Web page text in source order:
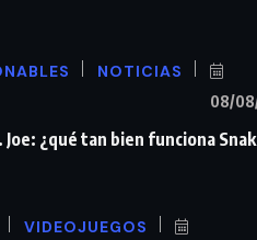
NOTICIAS
08/
Joe: ¿qué tan bien funciona
VIDEOJUEGOS